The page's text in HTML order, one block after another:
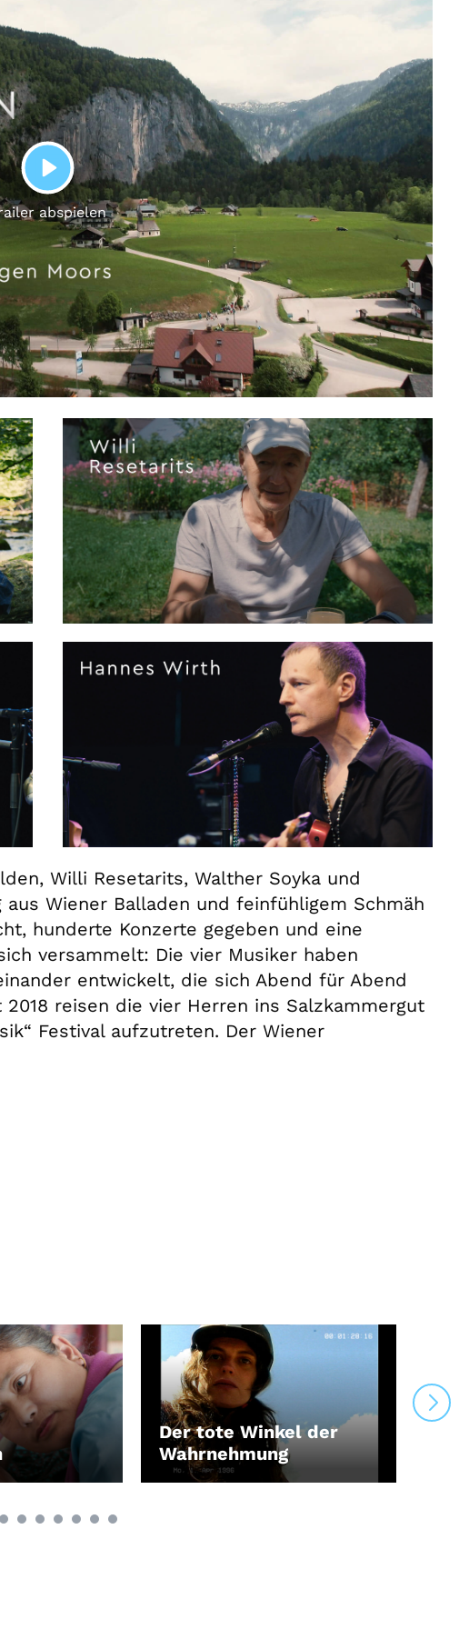
PLAY
abspielen
Willi Resetarits, Walther Soyka und
Wiener Balladen und feinfühligem Schmäh
hunderte Konzerte gegeben und eine
versammelt: Die vier Musiker haben
entwickelt, die sich Abend für Abend
reisen die vier Herren ins Salzkammergut
Festival aufzutreten. Der Wiener
Der tote Winkel der
Wahrnehmung
LEIHEN